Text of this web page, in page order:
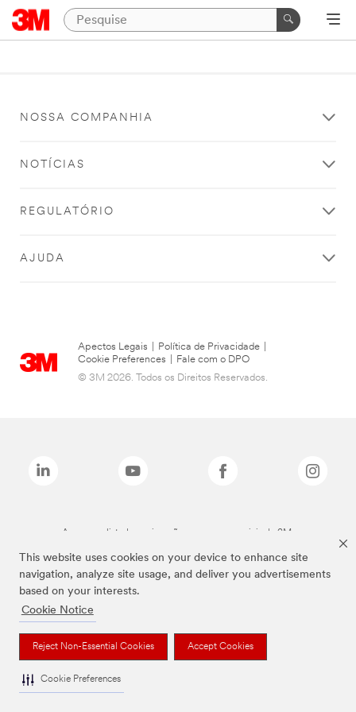
This website uses cookies on your device to enhance site
navigation, analyze site usage, and deliver you advertisements
based on your interests.
Cookie Notice
Reject Non-Essential Cookies Accept Cookies
Cookie Preferences
NOSSA COMPANHIA
NOTÍCIAS
REGULATÓRIO
AJUDA
Apectos Legais Política de Privacidade
Cookie Preferences
Fale com o DPO
© 3M 2026. Todos os Direitos Reservados.
As marcas listadas a cima são marcas comerciais da 3M.